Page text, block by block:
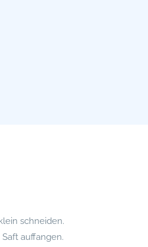
schneiden.
auffangen.